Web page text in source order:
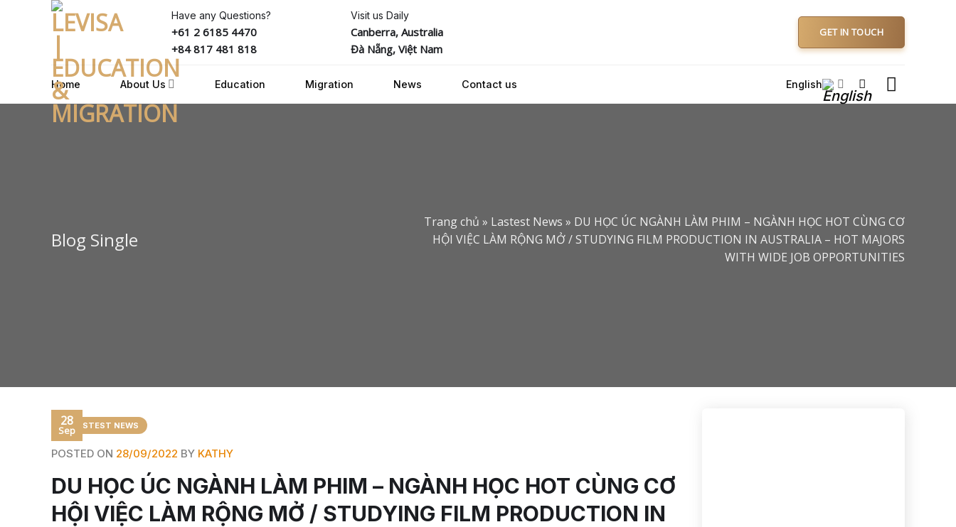
Have any Questions?
+61 2 6185 4470
+84 817 481 818
Visit us Daily
Canberra, Australia
Đà Nẵng, Việt Nam
GET IN TOUCH
Home About Us Education Migration News Contact us English
Blog Single
Trang chủ » Lastest News » DU HỌC ÚC NGÀNH LÀM PHIM – NGÀNH HỌC HOT CÙNG CƠ
HỘI VIỆC LÀM RỘNG MỞ / STUDYING FILM PRODUCTION IN AUSTRALIA – HOT MAJORS
WITH WIDE JOB OPPORTUNITIES
28
SepLASTEST NEWS
POSTED ON 28/09/2022 BY KATHY
DU HỌC ÚC NGÀNH LÀM PHIM – NGÀNH HỌC HOT CÙNG CƠ
HỘI VIỆC LÀM RỘNG MỞ / STUDYING FILM PRODUCTION IN